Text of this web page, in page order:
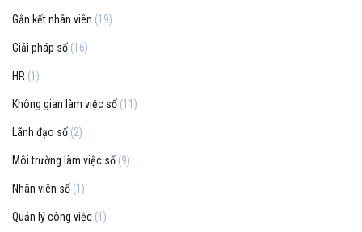
Gắn kết nhân viên (19)
Giải pháp số (16)
HR (1)
Không gian làm việc số (11)
Lãnh đạo số (2)
Môi trường làm việc số (9)
Nhân viên số (1)
Quản lý công việc (1)